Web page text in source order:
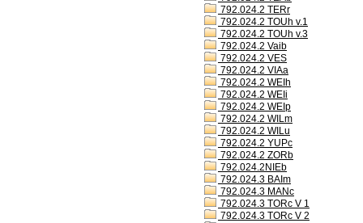
792.024.2 TERr
792.024.2 TOUh v.1
792.024.2 TOUh v.3
792.024.2 Vaib
792.024.2 VES
792.024.2 VIAa
792.024.2 WEIh
792.024.2 WEIi
792.024.2 WEIp
792.024.2 WILm
792.024.2 WILu
792.024.2 YUPc
792.024.2 ZORb
792.024.2NIEb
792.024.3 BAIm
792.024.3 MANc
792.024.3 TORc V 1
792.024.3 TORc V 2